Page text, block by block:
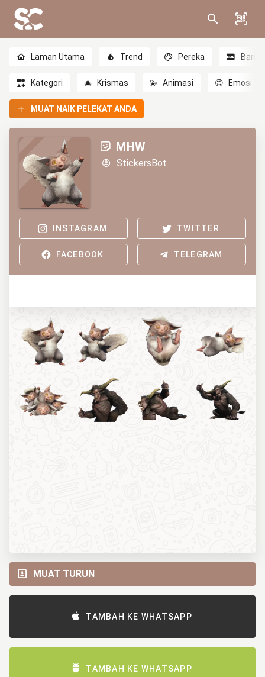
Laman Utama Trend Pereka Baru
Kategori 🎄 Krismas 💫 Animasi 😊 Emosi
MUAT NAIK PELEKAT ANDA
MHW
StickersBot
INSTAGRAM TWITTER
FACEBOOK TELEGRAM
MUAT TURUN
TAMBAH KE WHATSAPP
TAMBAH KE WHATSAPP